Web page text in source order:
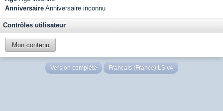
Anniversaire Anniversaire inconnu
Contrôles utilisateur
Mon contenu
Version complète Français (France) LS v4